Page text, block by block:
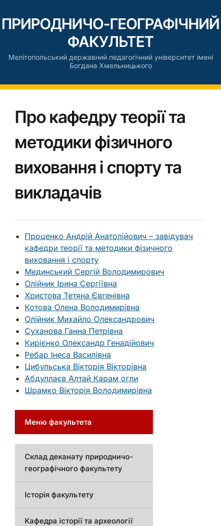
ПРИРОДНИЧО-ГЕОГРАФІЧНИЙ
ФАКУЛЬТЕТ
Мелітопольський державний педагогічний університет імені
Богдана Хмельницького
Про кафедру теорії та
методики фізичного
виховання і спорту та
викладачів
Проценко Андрій Анатолійович – завідувач
кафедри теорії та методики фізичного
виховання і спорту
Мединський Сергiй Володимирович
Олійник Ірина Сергіївна
Христова Тетяна Євгенівна
Котова Олена Володимирівна
Олійник Михайло Олександрович
Суханова Ганна Петрівна
Кирієнко Олександр Генадійович
Ребар Інеса Василівна
Цибульська Вікторія Вікторівна
Абдуллаєв Алтай Карам огли
Шрамко Вікторія Володимирівна
Меню факультета
Склад деканату природничо-
географічного факультету
Історія факультету
Кафедра історії та археології